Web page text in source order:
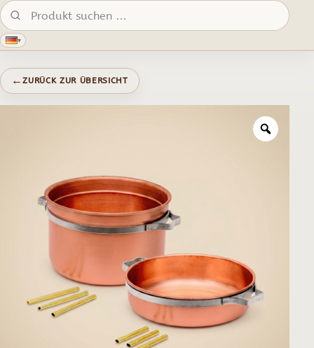
Produkte suchen:
▾
←ZURÜCK ZUR ÜBERSICHT